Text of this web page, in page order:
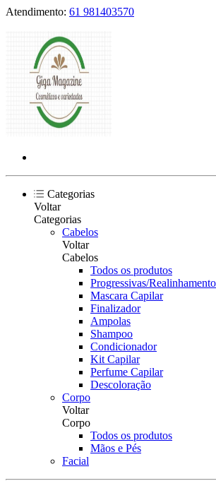
Atendimento: 61 981403570
Categorias
Voltar
Categorias
Cabelos
Voltar
Cabelos
Todos os produtos
Progressivas/
Mascara Capilar
Finalizador
Ampolas
Shampoo
Condicionador
Kit Capilar
Perfume Capilar
Descoloração
Corpo
Voltar
Corpo
Todos os produtos
Mãos e Pés
Facial